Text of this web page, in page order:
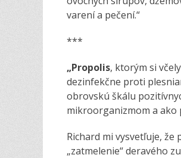
varení a pečení.“
***
„Propolis, ktorým si
dezinfekčne proti
obrovskú škálu
mikroorganizmom a ako
Richard mi vysvetľuje,
„zatmelenie“ deravého